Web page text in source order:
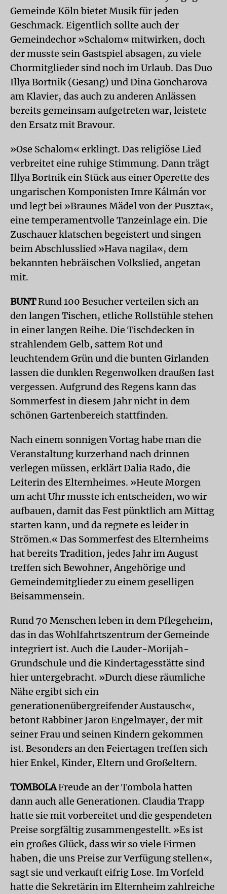
Gemeinde Köln bietet Musik für jeden
Geschmack. Eigentlich sollte auch der
Gemeindechor »Schalom« mitwirken, doch
der musste sein Gastspiel absagen, zu viele
Chormitglieder sind noch im Urlaub. Das Duo
Illya Bortnik (Gesang) und Dina Goncharova
am Klavier, das auch zu anderen Anlässen
bereits gemeinsam aufgetreten war, leistete
den Ersatz mit Bravour.
»Ose Schalom« erklingt. Das religiöse Lied
verbreitet eine ruhige Stimmung. Dann trägt
Illya Bortnik ein Stück aus einer Operette des
ungarischen Komponisten Imre Kálmán vor
und legt bei »Braunes Mädel von der Puszta«,
eine temperamentvolle Tanzeinlage ein. Die
Zuschauer klatschen begeistert und singen
beim Abschlusslied »Hava nagila«, dem
bekannten hebräischen Volkslied, angetan
mit.
BUNTRund 100 Besucher verteilen sich an
den langen Tischen, etliche Rollstühle stehen
in einer langen Reihe. Die Tischdecken in
strahlendem Gelb, sattem Rot und
leuchtendem Grün und die bunten Girlanden
lassen die dunklen Regenwolken draußen fast
vergessen. Aufgrund des Regens kann das
Sommerfest in diesem Jahr nicht in dem
schönen Gartenbereich stattfinden.
Nach einem sonnigen Vortag habe man die
Veranstaltung kurzerhand nach drinnen
verlegen müssen, erklärt Dalia Rado, die
Leiterin des Elternheimes. »Heute Morgen
um acht Uhr musste ich entscheiden, wo wir
aufbauen, damit das Fest pünktlich am Mittag
starten kann, und da regnete es leider in
Strömen.« Das Sommerfest des Elternheims
hat bereits Tradition, jedes Jahr im August
treffen sich Bewohner, Angehörige und
Gemeindemitglieder zu einem geselligen
Beisammensein.
Rund 70 Menschen leben in dem Pflegeheim,
das in das Wohlfahrtszentrum der Gemeinde
integriert ist. Auch die Lauder-Morijah-
Grundschule und die Kindertagesstätte sind
hier untergebracht. »Durch diese räumliche
Nähe ergibt sich ein
generationenübergreifender Austausch«,
betont Rabbiner Jaron Engelmayer, der mit
seiner Frau und seinen Kindern gekommen
ist. Besonders an den Feiertagen treffen sich
hier Enkel, Kinder, Eltern und Großeltern.
TOMBOLAFreude an der Tombola hatten
dann auch alle Generationen. Claudia Trapp
hatte sie mit vorbereitet und die gespendeten
Preise sorgfältig zusammengestellt. »Es ist
ein großes Glück, dass wir so viele Firmen
haben, die uns Preise zur Verfügung stellen«,
sagt sie und verkauft eifrig Lose. Im Vorfeld
hatte die Sekretärin im Elternheim zahlreiche